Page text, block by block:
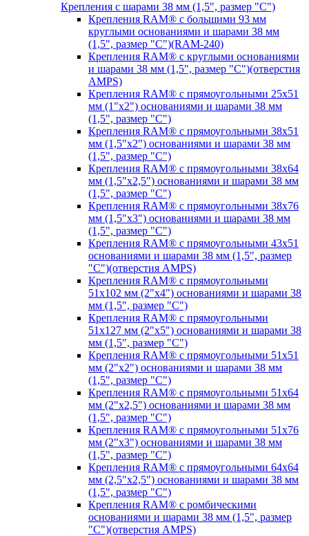
Крепления с шарами 38 мм (1,5", размер "C")
Крепления RAM® с большими 93 мм
круглыми основаниями и шарами 38 мм
(1,5", размер "C")(RAM-240)
Крепления RAM® с круглыми основаниями
и шарами 38 мм (1,5", размер "C")(отверстия
AMPS)
Крепления RAM® с прямоугольными 25х51
мм (1"х2") основаниями и шарами 38 мм
(1,5", размер "C")
Крепления RAM® с прямоугольными 38х51
мм (1,5"х2") основаниями и шарами 38 мм
(1,5", размер "C")
Крепления RAM® с прямоугольными 38х64
мм (1,5"х2,5") основаниями и шарами 38 мм
(1,5", размер "C")
Крепления RAM® с прямоугольными 38х76
мм (1,5"х3") основаниями и шарами 38 мм
(1,5", размер "C")
Крепления RAM® с прямоугольными 43х51
основаниями и шарами 38 мм (1,5", размер
"C")(отверстия AMPS)
Крепления RAM® с прямоугольными
51х102 мм (2"х4") основаниями и шарами 38
мм (1,5", размер "C")
Крепления RAM® с прямоугольными
51х127 мм (2"х5") основаниями и шарами 38
мм (1,5", размер "C")
Крепления RAM® с прямоугольными 51х51
мм (2"х2") основаниями и шарами 38 мм
(1,5", размер "C")
Крепления RAM® с прямоугольными 51х64
мм (2"х2,5") основаниями и шарами 38 мм
(1,5", размер "C")
Крепления RAM® с прямоугольными 51х76
мм (2"х3") основаниями и шарами 38 мм
(1,5", размер "C")
Крепления RAM® с прямоугольными 64х64
мм (2,5"х2,5") основаниями и шарами 38 мм
(1,5", размер "C")
Крепления RAM® с ромбическими
основаниями и шарами 38 мм (1,5", размер
"C")(отверстия AMPS)